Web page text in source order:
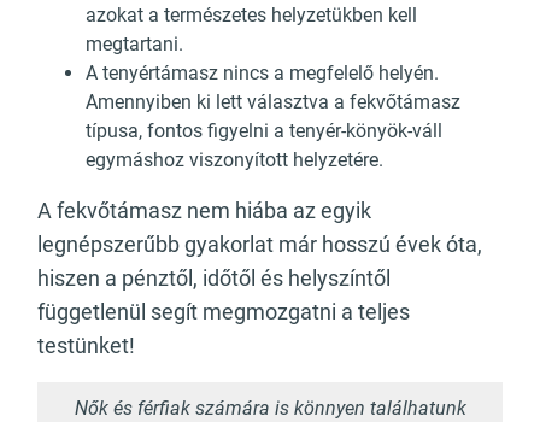
azokat a természetes helyzetükben kell
megtartani.
A tenyértámasz nincs a megfelelő helyén.
Amennyiben ki lett választva a fekvőtámasz
típusa, fontos figyelni a tenyér-könyök-váll
egymáshoz viszonyított helyzetére.
A fekvőtámasz nem hiába az egyik
legnépszerűbb gyakorlat már hosszú évek óta,
hiszen a pénztől, időtől és helyszíntől
függetlenül segít megmozgatni a teljes
testünket!
Nők és férfiak számára is könnyen találhatunk